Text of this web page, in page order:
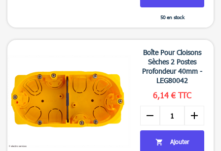

50 en stock
Boîte Pour Cloisons
Sèches 2 Postes
Profondeur 40mm -
LEG80042
6,14 € TTC
remove add
 Ajouter